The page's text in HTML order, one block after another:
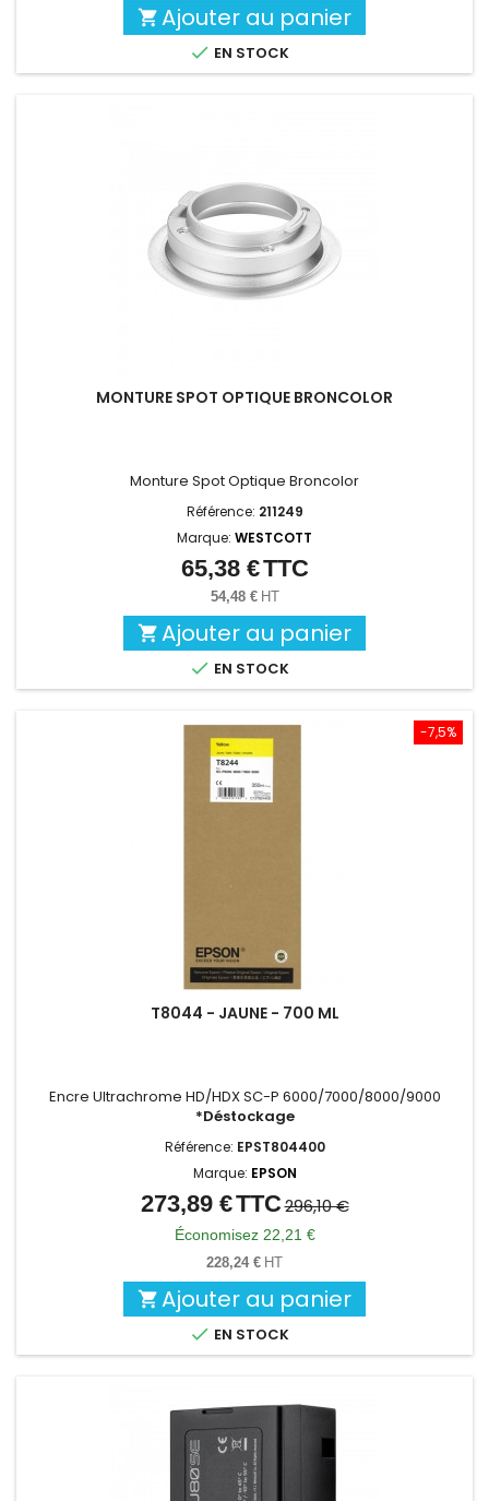
 Ajouter au panier
 EN STOCK
MONTURE SPOT OPTIQUE BRONCOLOR
Monture Spot Optique Broncolor
Référence: 211249
Marque: WESTCOTT
Prix
65,38 €TTC
54,48 € HT
 Ajouter au panier
 EN STOCK
-7,5%
T8044 - JAUNE - 700 ML
Encre Ultrachrome HD/HDX SC-P 6000/7000/8000/9000
*Déstockage
Référence: EPST804400
Marque: EPSON
Prix
Prix
de
base
273,89 €TTC296,10 €
Économisez 22,21 €
228,24 € HT
 Ajouter au panier
 EN STOCK